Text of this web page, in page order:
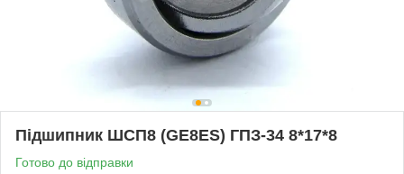
Підшипник ШСП8 (GE8ES) ГПЗ-34 8*17*8
Готово до відправки